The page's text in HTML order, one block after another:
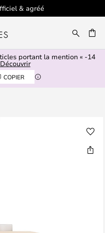
& agréé
portant la mention « -14
Découvrir
COPIER